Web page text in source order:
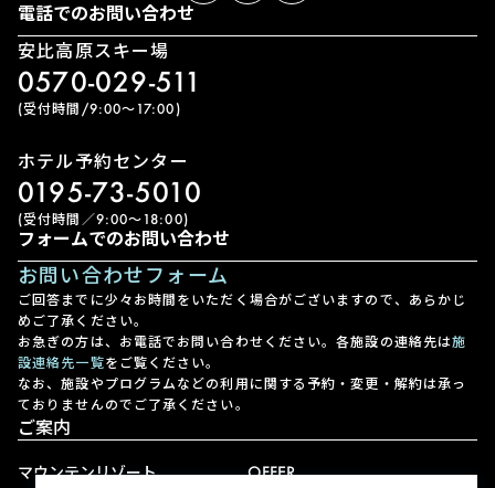
電話でのお問い合わせ
安比高原スキー場
0570-029-511
(受付時間/9:00〜17:00)
ホテル予約センター
0195-73-5010
(受付時間／9:00〜18:00)
フォームでのお問い合わせ
お問い合わせフォーム
ご回答までに少々お時間をいただく場合がございますので、あらかじ
めご了承ください。
お急ぎの方は、お電話でお問い合わせください。各施設の連絡先は施
設連絡先一覧をご覧ください。
なお、施設やプログラムなどの利用に関する予約・変更・解約は承っ
ておりませんのでご了承ください。
ご案内
マウンテンリゾート
OFFER